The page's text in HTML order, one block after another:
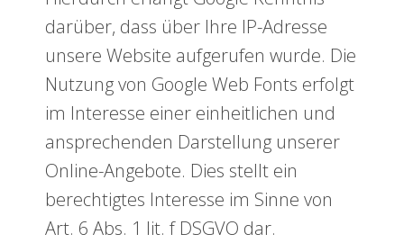
darüber, dass über Ihre IP-Adresse
unsere Website aufgerufen wurde. Die
Nutzung von Google Web Fonts erfolgt
im Interesse einer einheitlichen und
ansprechenden Darstellung unserer
Online-Angebote. Dies stellt ein
berechtigtes Interesse im Sinne von
Art. 6 Abs. 1 lit. f DSGVO dar.